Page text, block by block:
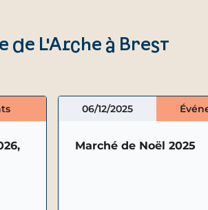
de L'Arche à Brest
06/12/2025
Marché de Noël 2025